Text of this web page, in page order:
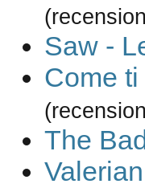
Saw -
Come
The